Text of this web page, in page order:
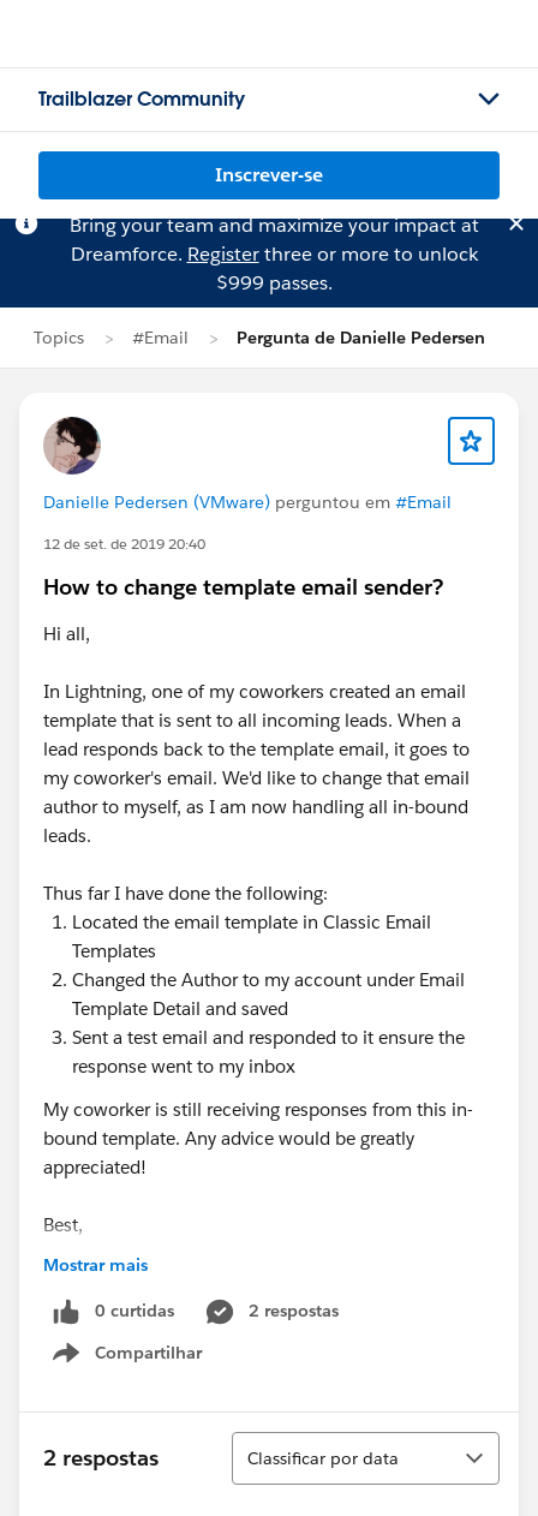
Trailblazer Community
Inscrever-se
Bring your team and maximize your impact at
Dreamforce. Registerthree or more to unlock
$999 passes.
Topics #Email Pergunta de Danielle Pedersen
Danielle Pedersen (VMware) perguntou em #Email
12 de set. de 2019 20:40
How to change template email sender?
Hi all,
In Lightning, one of my coworkers created an email
template that is sent to all incoming leads. When a
lead responds back to the template email, it goes to
my coworker's email. We'd like to change that email
author to myself, as I am now handling all in-bound
leads.
Thus far I have done the following:
Located the email template in Classic Email
Templates
Changed the Author to my account under Email
Template Detail and saved
Sent a test email and responded to it ensure the
response went to my inbox
My coworker is still receiving responses from this in-
bound template. Any advice would be greatly
appreciated!
Best,
Mostrar mais
0 curtidas
2 respostas
Compartilhar
Show menu
2 respostas
Classificar
Classificar por data